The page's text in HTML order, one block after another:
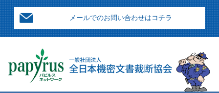
メールでのお問い合わせはコチラ